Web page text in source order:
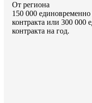
От региона
150 000
контракта или 300 000
контракта на год.